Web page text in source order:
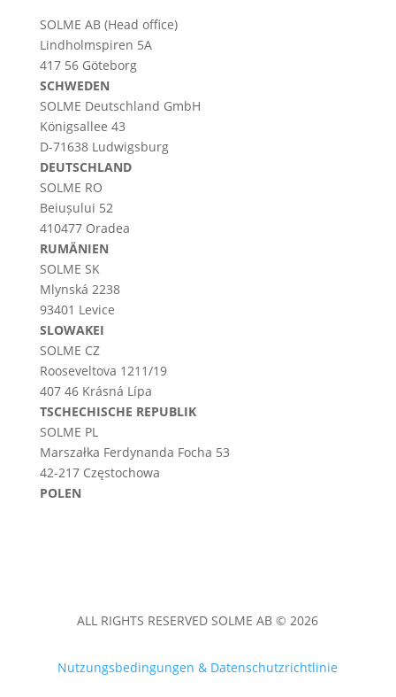
SOLME AB (Head office)
Lindholmspiren 5A
417 56 Göteborg
SCHWEDEN
SOLME Deutschland GmbH
Königsallee 43
D-71638 Ludwigsburg
DEUTSCHLAND
SOLME RO
Beiușului 52
410477 Oradea
RUMÄNIEN
SOLME SK
Mlynská 2238
93401 Levice
SLOWAKEI
SOLME CZ
Rooseveltova 1211/19
407 46 Krásná Lípa
TSCHECHISCHE REPUBLIK
SOLME PL
Marszałka Ferdynanda Focha 53
42-217 Częstochowa
POLEN
ALL RIGHTS RESERVED SOLME AB © 2026
Nutzungsbedingungen & Datenschutzrichtlinie